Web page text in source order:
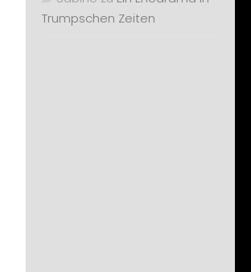
Trumpschen Zeiten